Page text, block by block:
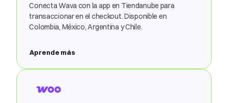
Conecta Wava con la app en Tiendanube para
transaccionar en el checkout. Disponible en
Colombia, México, Argentina y Chile.
Aprende más